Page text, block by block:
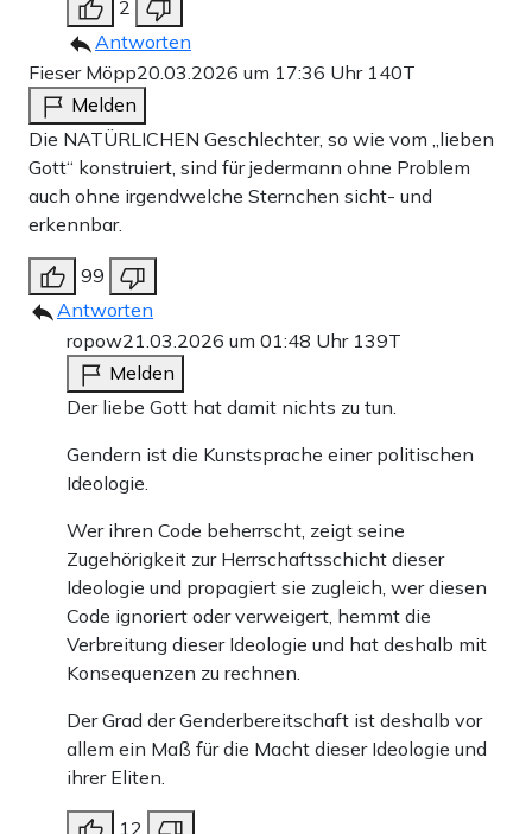
2
Antworten
Fieser Möpp20.03.2026 um 17:36 Uhr 140T
Melden
Die NATÜRLICHEN Geschlechter, so wie vom „lieben
Gott“ konstruiert, sind für jedermann ohne Problem
auch ohne irgendwelche Sternchen sicht- und
erkennbar.
99
Antworten
ropow21.03.2026 um 01:48 Uhr 139T
Melden
Der liebe Gott hat damit nichts zu tun.
Gendern ist die Kunstsprache einer politischen
Ideologie.
Wer ihren Code beherrscht, zeigt seine
Zugehörigkeit zur Herrschaftsschicht dieser
Ideologie und propagiert sie zugleich, wer diesen
Code ignoriert oder verweigert, hemmt die
Verbreitung dieser Ideologie und hat deshalb mit
Konsequenzen zu rechnen.
Der Grad der Genderbereitschaft ist deshalb vor
allem ein Maß für die Macht dieser Ideologie und
ihrer Eliten.
12